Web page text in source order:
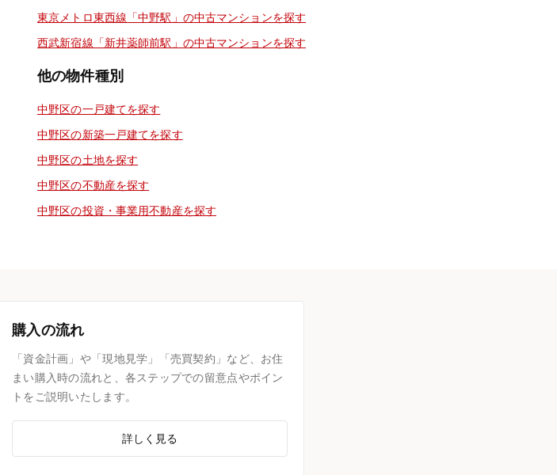
東京メトロ東西線「中野駅」の中古マンションを探す
西武新宿線「新井薬師前駅」の中古マンションを探す
他の物件種別
中野区の一戸建てを探す
中野区の新築一戸建てを探す
中野区の土地を探す
中野区の不動産を探す
中野区の投資・事業用不動産を探す
購入の流れ
「資金計画」や「現地見学」「売買契約」など、お住
まい購入時の流れと、各ステップでの留意点やポイン
トをご説明いたします。
詳しく見る